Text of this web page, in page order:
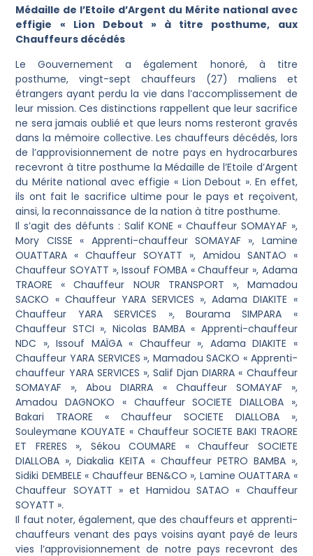
Médaille de l’Etoile d’Argent du Mérite national avec
effigie « Lion Debout » à titre posthume, aux
Chauffeurs décédés
Le Gouvernement a également honoré, à titre
posthume, vingt-sept chauffeurs (27) maliens et
étrangers ayant perdu la vie dans l’accomplissement de
leur mission. Ces distinctions rappellent que leur sacrifice
ne sera jamais oublié et que leurs noms resteront gravés
dans la mémoire collective. Les chauffeurs décédés, lors
de l’approvisionnement de notre pays en hydrocarbures
recevront à titre posthume la Médaille de l’Etoile d’Argent
du Mérite national avec effigie « Lion Debout ». En effet,
ils ont fait le sacrifice ultime pour le pays et reçoivent,
ainsi, la reconnaissance de la nation à titre posthume.
Il s’agit des défunts : Salif KONE « Chauffeur SOMAYAF »,
Mory CISSE « Apprenti-chauffeur SOMAYAF », Lamine
OUATTARA « Chauffeur SOYATT », Amidou SANTAO «
Chauffeur SOYATT », Issouf FOMBA « Chauffeur », Adama
TRAORE « Chauffeur NOUR TRANSPORT », Mamadou
SACKO « Chauffeur YARA SERVICES », Adama DIAKITE «
Chauffeur YARA SERVICES », Bourama SIMPARA «
Chauffeur STCI », Nicolas BAMBA « Apprenti-chauffeur
NDC », Issouf MAÏGA « Chauffeur », Adama DIAKITE «
Chauffeur YARA SERVICES », Mamadou SACKO « Apprenti-
chauffeur YARA SERVICES », Salif Djan DIARRA « Chauffeur
SOMAYAF », Abou DIARRA « Chauffeur SOMAYAF »,
Amadou DAGNOKO « Chauffeur SOCIETE DIALLOBA »,
Bakari TRAORE « Chauffeur SOCIETE DIALLOBA »,
Souleymane KOUYATE « Chauffeur SOCIETE BAKI TRAORE
ET FRERES », Sékou COUMARE « Chauffeur SOCIETE
DIALLOBA », Diakalia KEITA « Chauffeur PETRO BAMBA »,
Sidiki DEMBELE « Chauffeur BEN&CO », Lamine OUATTARA «
Chauffeur SOYATT » et Hamidou SATAO « Chauffeur
SOYATT ».
Il faut noter, également, que des chauffeurs et apprenti-
chauffeurs venant des pays voisins ayant payé de leurs
vies l’approvisionnement de notre pays recevront des